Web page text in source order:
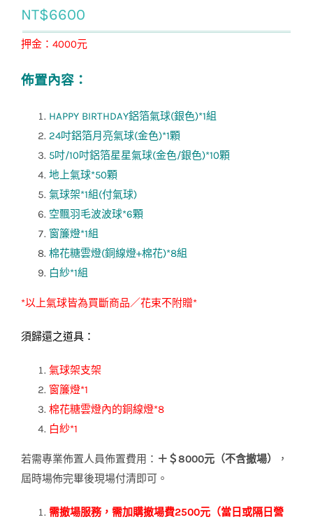
NT$6600
押金：4000元
佈置內容：
HAPPY BIRTHDAY鋁箔氣球(銀色)*1組
24吋鋁箔月亮氣球(金色)*1顆
5吋/10吋鋁箔星星氣球(金色/銀色)*10顆
地上氣球*50顆
氣球架*1組(付氣球)
空飄羽毛波波球*6顆
窗簾燈*1組
棉花糖雲燈(銅線燈+棉花)*8組
白紗*1組
*以上氣球皆為買斷商品／花束不附贈*
須歸還之道具：
氣球架支架
窗簾燈*1
棉花糖雲燈內的銅線燈*8
白紗*1
若需專業佈置人員佈置費用： ＋＄8000元（不含撤場）
，
屆時場佈完畢後現場付清即可。
需撤場服務，需加購撤場費2500元（當日或隔日營